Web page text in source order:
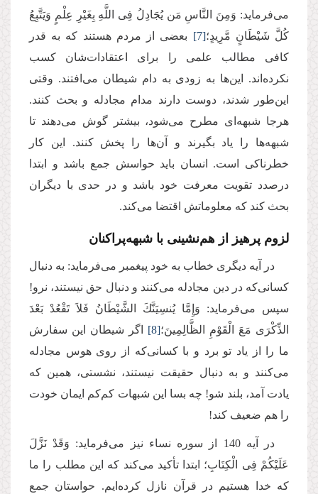
می‌فرماید: وَمِنَ النَّاسِ مَن یُجَادِلُ فِی اللَّهِ بِغَیْرِ عِلْمٍ وَیَتَّبِعُ
كُلَّ شَیْطَانٍ مَّرِیدٍ؛[7] بعضی از مردم هستند که به قدر
کافی مطالب علمی را برای اعتقادات‌شان کسب
نکرده‌اند. این‌ها به زودی‌ به دام شیطان می‌افتند. وقتی
این‌طور شدند، دوست دارند مدام مجادله و بحث کنند.
هرجا شبهه‌ای مطرح می‌شود، بیشتر گوش می‌دهند تا
شبهه‌ها را یاد بگیرند و آن‌ها را پخش کنند. این کار
خطرناکی است. انسان باید حواسش جمع باشد و ابتدا
درصدد تقویت معرفت خود باشد و در حدی با دیگران
بحث کند که معلوماتش اقتضا می‌کند.
لزوم پرهیز از هم‌نشینی با شبهه‌پراکنان
در آیه دیگری خطاب به خود پیغمبر می‌فرماید: به دنبال
کسانی‌که در دین مجادله می‌کنند و دنبال حق نیستند، نرو!
سپس می‌فرماید: وَإِمَّا یُنسِیَنَّكَ الشَّیْطَانُ فَلاَ تَقْعُدْ بَعْدَ
الذِّكْرَى مَعَ الْقَوْمِ الظَّالِمِینَ؛[8] اگر شیطان این سفارش
ما را از یاد تو برد و با کسانی‌که از روی هوس مجادله
می‌کنند و به دنبال حقیقت نیستند، نشستی، همین که
یادت آمد، بلند شو! چه بسا این شبهات کم‌کم ایمان خودت
را هم ضعیف کند!
در آیه 140 از سوره نساء نیز می‌فرماید: وَقَدْ نَزَّلَ
عَلَیْكُمْ فِی الْكِتَابِ؛ ابتدا تأکید می‌کند که این مطلب را ما
که خدا هستیم در قرآن نازل کرده‌ایم. حواستان جمع